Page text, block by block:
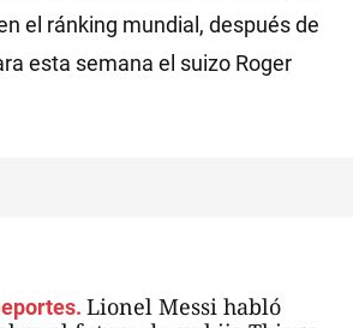
el ránking mundial, después de
esta semana el suizo Roger
Lionel Messi habló